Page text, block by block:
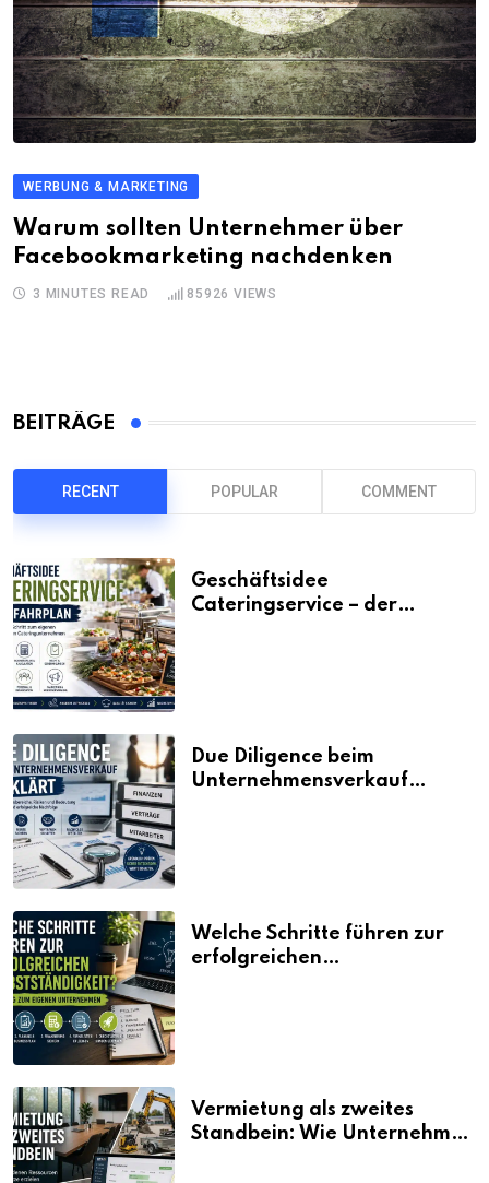
WERBUNG & MARKETING
Warum sollten Unternehmer über
Facebookmarketing nachdenken
3 MINUTES READ 85926 VIEWS
BEITRÄGE
RECENT POPULAR COMMENT
Geschäftsidee
Cateringservice – der
Due Diligence beim
Unternehmensverkauf
Welche Schritte führen zur
erfolgreichen
Vermietung als zweites
Standbein: Wie Unternehmen